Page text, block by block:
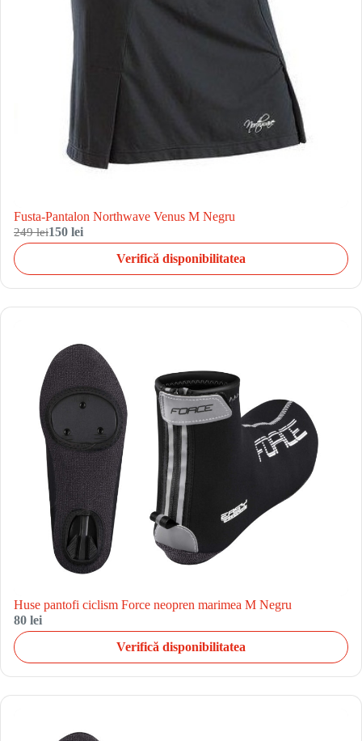
Fusta-Pantalon Northwave Venus M Negru
249 lei150 lei
Verifică disponibilitatea
Huse pantofi ciclism Force neopren marimea M Negru
80 lei
Verifică disponibilitatea